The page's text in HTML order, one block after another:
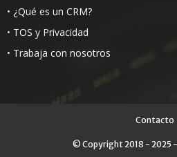
• ¿Qué es un CRM?
• TOS y Privacidad
• Trabaja con nosotros
Contacto
© Copyright 2018 - 2025 -